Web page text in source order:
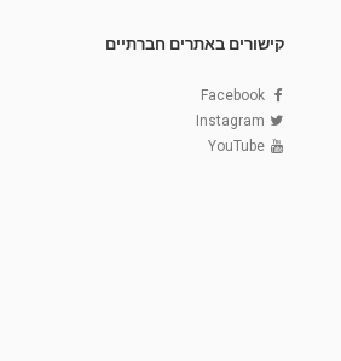
קישורים באתרים חברתיים
Facebook
Instagram
YouTube